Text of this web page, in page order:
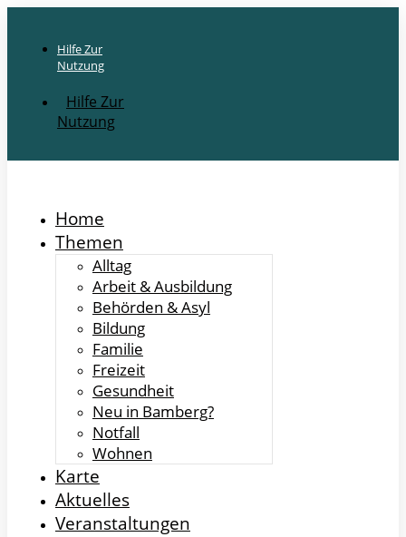
Hilfe Zur
Nutzung
Hilfe Zur
Nutzung
Home
Themen
Alltag
Arbeit & Ausbildung
Behörden & Asyl
Bildung
Familie
Freizeit
Gesundheit
Neu in Bamberg?
Notfall
Wohnen
Karte
Aktuelles
Veranstaltungen